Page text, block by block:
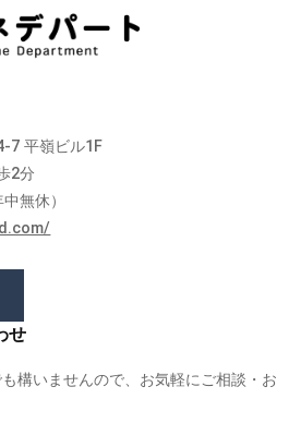
7 平嶺ビル1F
2分
無休）
せ
構いませんので、お気軽にご相談・お